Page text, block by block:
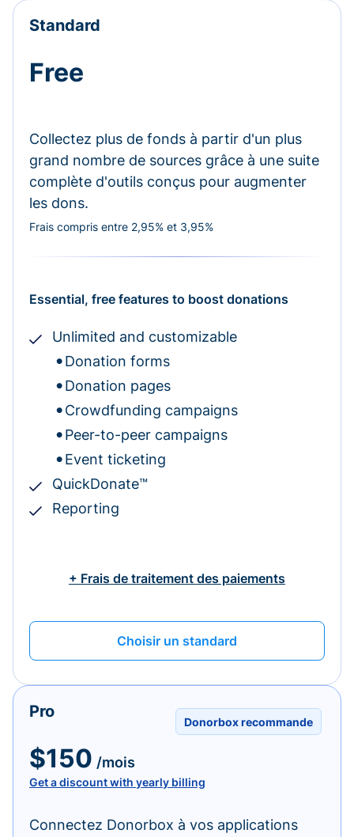
Standard
Free
Collectez plus de fonds à partir d'un plus
grand nombre de sources grâce à une suite
complète d'outils conçus pour augmenter
les dons.
Frais compris entre 2,95% et 3,95%
Essential, free features to boost donations
Unlimited and customizable
Donation forms
Donation pages
Crowdfunding campaigns
Peer-to-peer campaigns
Event ticketing
QuickDonate™
Reporting
+ Frais de traitement des paiements
Choisir un standard
Donorbox recommande
Pro
$150 /mois
Get a discount with yearly billing
Connectez Donorbox à vos applications